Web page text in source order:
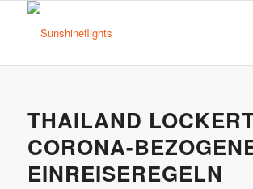
THAILAND
CORONA-
EINREISEREGELN